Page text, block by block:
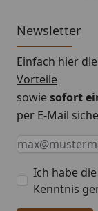
Newsletter
Einfach hier
Vorteile
sowiesofort
per E-Mail
Keine
Eingabe
E-Mail *
Ich habe die
Kenntnis